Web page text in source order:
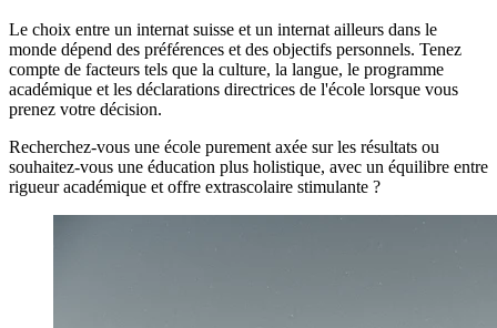
Le choix entre un internat suisse et un internat ailleurs dans le
monde dépend des préférences et des objectifs personnels. Tenez
compte de facteurs tels que la culture, la langue, le programme
académique et les déclarations directrices de l'école lorsque vous
prenez votre décision.
Recherchez-vous une école purement axée sur les résultats ou
souhaitez-vous une éducation plus holistique, avec un équilibre entre
rigueur académique et offre extrascolaire stimulante ?